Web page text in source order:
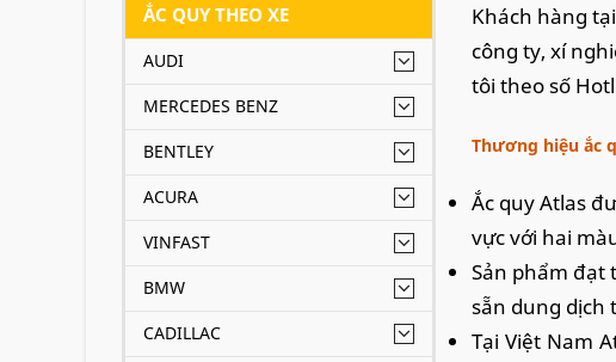
ẮC QUY THEO XE
AUDI
MERCEDES BENZ
BENTLEY
ACURA
VINFAST
BMW
CADILLAC
Khách hàng
công ty, xí
tôi theo số
Thương hiệu ắc
Ắc quy Atlas
vực với hai
Sản phẩm đạt
sẵn dung dịch
Tại Việt Nam